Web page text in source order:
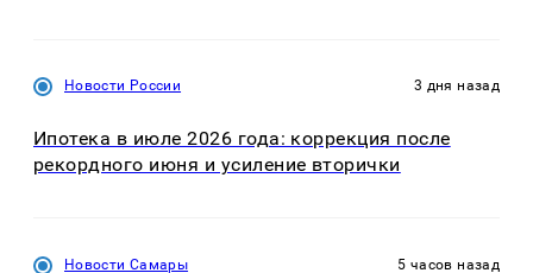
Новости России 3 дня назад
Ипотека в июле 2026 года: коррекция после
рекордного июня и усиление вторички
Новости Самары 5 часов назад